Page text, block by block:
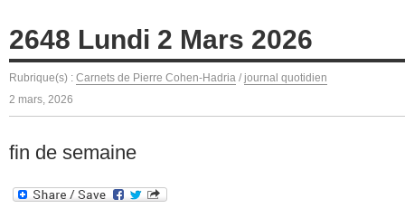
2648 Lundi 2 Mars 2026
Rubrique(s) : Carnets de Pierre Cohen-Hadria / journal quotidien
2 mars, 2026
fin de semaine